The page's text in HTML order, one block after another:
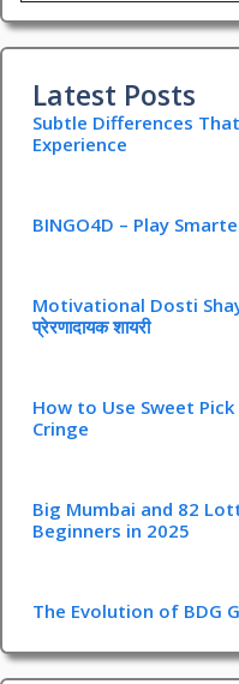
Latest Posts
Subtle Differences
Experience
BINGO4D – Play
Motivational Dosti
प्रेरणादायक शायरी
How to Use Sweet
Cringe
Big Mumbai and 82
Beginners in 2025
The Evolution of BDG